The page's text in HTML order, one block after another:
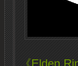
《Elden